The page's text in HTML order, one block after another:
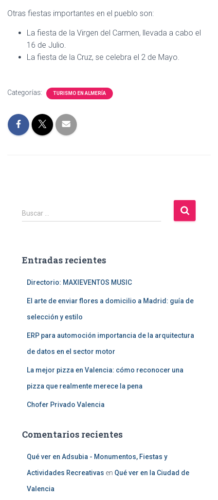
Otras fiestas importantes en el pueblo son:
La fiesta de la Virgen del Carmen, llevada a cabo el
16 de Julio.
La fiesta de la Cruz, se celebra el 2 de Mayo.
Categorías: TURISMO EN ALMERÍA
B
u
r
Buscar …
Entradas recientes
Directorio: MAXIEVENTOS MUSIC
El arte de enviar flores a domicilio a Madrid: guía de
selección y estilo
ERP para automoción importancia de la arquitectura
de datos en el sector motor
La mejor pizza en Valencia: cómo reconocer una
pizza que realmente merece la pena
Chofer Privado Valencia
Comentarios recientes
Qué ver en Adsubia - Monumentos, Fiestas y
Actividades Recreativas en Qué ver en la Ciudad de
Valencia